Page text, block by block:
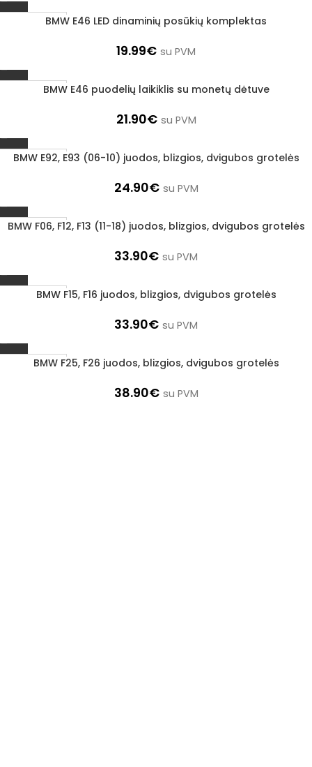
1–3 d. d.BMW E46 LED dinaminių posūkių komplektas
19.99€ su PVM
1–3 d. d.BMW E46 puodelių laikiklis su monetų dėtuve
21.90€ su PVM
1–3 d. d.
BMW E92, E93 (06-10) juodos, blizgios, dvigubos grotelės
24.90€ su PVM
1–3 d. d.
BMW F06, F12, F13 (11-18) juodos, blizgios, dvigubos grotelės
33.90€ su PVM
1–3 d. d.
BMW F15, F16 juodos, blizgios, dvigubos grotelės
33.90€ su PVM
1–3 d. d.
BMW F25, F26 juodos, blizgios, dvigubos grotelės
38.90€ su PVM